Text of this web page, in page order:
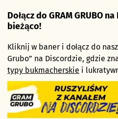
Dołącz do GRAM GRUBO
bieżąco!
Kliknij w baner i dołącz do
Grubo” na Discordzie, gdzie
typy bukmacherskie i